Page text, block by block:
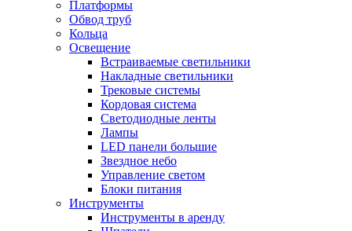
Платформы
Обвод труб
Кольца
Освещение
Встраиваемые светильники
Накладные светильники
Трековые системы
Кордовая система
Светодиодные ленты
Лампы
LED панели большие
Звездное небо
Управление светом
Блоки питания
Инструменты
Инструменты в аренду